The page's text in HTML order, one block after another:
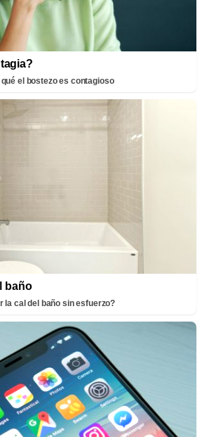
el bostezo es contagioso
baño
la cal del baño sin esfuerzo?